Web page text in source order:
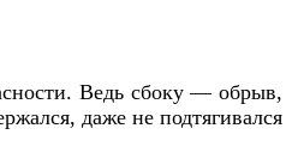
Ведь сбоку — обрыв,
даже не подтягивался